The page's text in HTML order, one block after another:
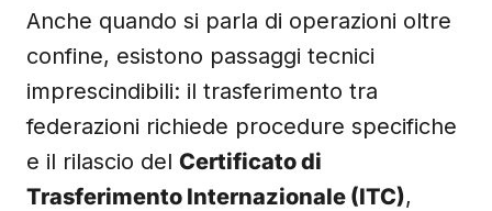
Anche quando si parla di operazioni oltre
confine, esistono passaggi tecnici
imprescindibili: il trasferimento tra
federazioni richiede procedure specifiche
e il rilascio del Certificato di
Trasferimento Internazionale (ITC),